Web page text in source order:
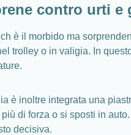
contro urti e
è il morbido ma
trolley o in valigia. In
è inoltre integrata una
più di forza o si sposti in
decisiva.